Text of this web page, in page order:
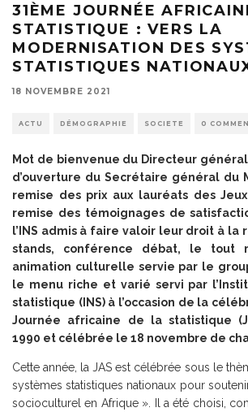
31ÈME JOURNÉE
STATISTIQUE : VERS LA
MODERNISATION DES
STATISTIQUES
18 NOVEMBRE 2021
ACTU DÉMOGRAPHIE SOCIETE 0
Mot de bienvenue du Directeur général
d’ouverture du Secrétaire général du
remise des prix aux lauréats des
remise des témoignages de
l’INS admis à faire valoir leur droit à la
stands, conférence débat, le tout
animation culturelle servie par le
le menu riche et varié servi par
statistique (INS) à l’occasion de la
Journée africaine de la statistique
1990 et célébrée le 18 novembre de
Cette année, la JAS est célébrée sous le
systèmes statistiques nationaux pour
socioculturel en Afrique ». Il a été choisi,